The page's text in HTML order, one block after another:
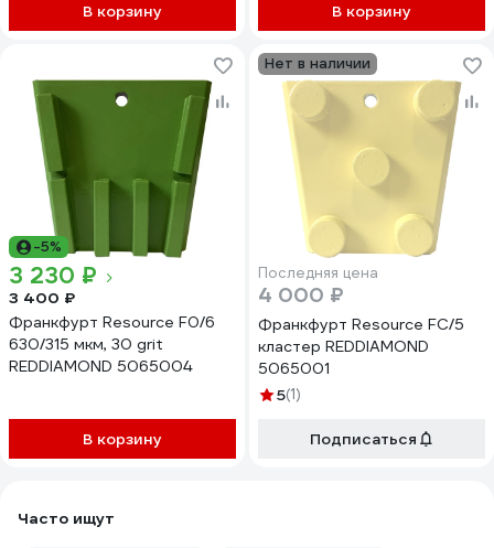
В корзину В корзину
-5%
3 230 ₽
3 400 ₽
Франкфурт Resource F0/6
630/315 мкм, 30 grit
REDDIAMOND 5065004
В корзину
Нет в наличии
Последняя цена
4 000 ₽
Франкфурт Resource FC/5
кластер REDDIAMOND
5065001
5(1)
Подписаться
Часто ищут